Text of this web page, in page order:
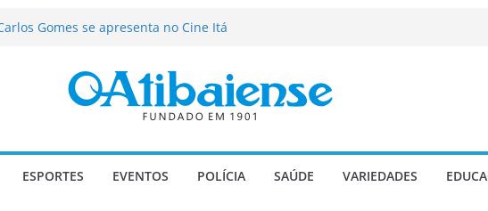
Gomes se apresenta no Cine Itá
setor ultrapassaram R$ 137 milhões
candidato a deputado
ESPORTES EVENTOS POLÍCIA SAÚDE VARIEDADES